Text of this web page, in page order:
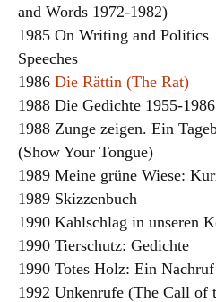
and Words 1972-1982)
1985 On Writing and Politics
Speeches
1986 Die Rättin (The Rat)
1988 Die Gedichte 1955-1986
1988 Zunge zeigen. Ein
(Show Your Tongue)
1989 Meine grüne Wiese:
1989 Skizzenbuch
1990 Kahlschlag in unseren
1990 Tierschutz: Gedichte
1990 Totes Holz: Ein Nachruf
1992 Unkenrufe (The Call of